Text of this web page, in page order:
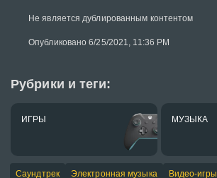
Не является дублированным контентом
Опубликовано 6/25/2021, 11:36 PM
Рубрики и теги:
ИГРЫ МУЗЫКА
Саундтрек Электронная музыка Видео-игры